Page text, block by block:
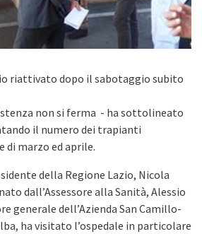
riattivato dopo il sabotaggio subito
non si ferma - ha sottolineato
il numero dei trapianti
di marzo ed aprile.
della Regione Lazio, Nicola
dall’Assessore alla Sanità, Alessio
generale dell’Azienda San Camillo-
ha visitato l’ospedale in particolare